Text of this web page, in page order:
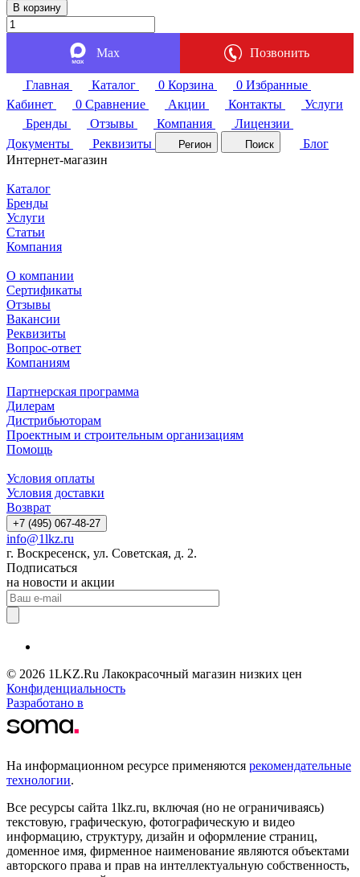
В корзину
Max Позвонить
Главная Каталог 0 Корзина 0 Избранные
Кабинет
0 Сравнение Акции Контакты
Услуги
Бренды
Отзывы Компания
Лицензии
Документы
Реквизиты Регион Поиск
Блог
Интернет-магазин
Каталог
Бренды
Услуги
Статьи
Компания
О компании
Сертификаты
Отзывы
Вакансии
Реквизиты
Вопрос-ответ
Компаниям
Партнерская программа
Дилерам
Дистрибьюторам
Проектным и строительным организациям
Помощь
Условия оплаты
Условия доставки
Возврат
+7 (495) 067-48-27
info@1lkz.ru
г. Воскресенск, ул. Советская, д. 2.
Подписаться
на новости и акции
© 2026 1LKZ.Ru Лакокрасочный магазин низких цен
Конфиденциальность
Разработано в
На информационном ресурсе применяются рекомендательные
технологии.
Все ресурсы сайта 1lkz.ru, включая (но не ограничиваясь)
текстовую, графическую, фотографическую и видео
информацию, структуру, дизайн и оформление страниц,
доменное имя, фирменное наименование являются объектами
авторского права и прав на интеллектуальную собственность,